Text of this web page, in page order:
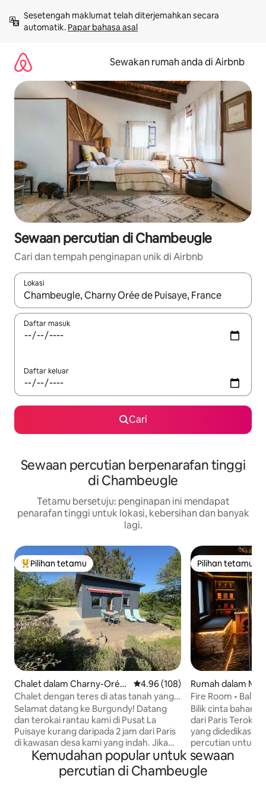
kandungan
Sesetengah maklumat telah diterjemahkan secara
automatik. Papar bahasa asal
Sewakan rumah anda di Airbnb
Sewaan percutian di Chambeugle
Cari dan tempah penginapan unik di Airbnb
Lokasi
Apabila hasil tersedia, navigasi dengan kekunci anak panah
Daftar masuk
Daftar keluar
Cari
Sewaan percutian berpenarafan tinggi
di Chambeugle
Tetamu bersetuju: penginapan ini mendapat
penarafan tinggi untuk lokasi, kebersihan dan banyak
lagi.
Pilihan utama tetamu
Pilihan tetamu
Chalet dalam Charny-Orée-
de-Puisaye
Penarafan purata 4.96 daripada
4.96 (108)
Chalet dengan teres di atas tanah yang
indah dan tenang
Selamat datang ke Burgundy! Datang
dan terokai rantau kami di Pusat La
Puisaye kurang daripada 2 jam dari Paris
di kawasan desa kami yang indah. Jika
anda jatuh cinta dengan alam semula
jadi, anda akan menemui kebahagiaan
anda di kotej kami yang hangat Nikmati
Pilihan tetamu
Pilihan tetamu
Rumah dalam
Fire Room •
& Bilik BDSM
Bilik cinta baharu
dari Paris Terokai Fire Room, tempat
yang
percutian untuk
persendirian,
romantik,
untuk
Kemudahan popular untuk sewaan
percutian di Chambeugle